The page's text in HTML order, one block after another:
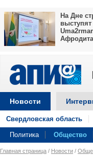
На Дне
выступят
Афродита
Новости
Свердловская область
Политика Общество
Главная страница / Новости /